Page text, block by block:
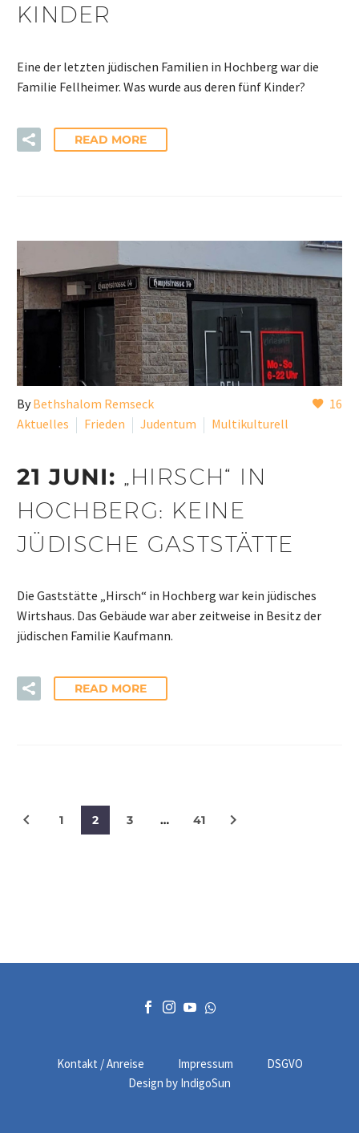
KINDER
Eine der letzten jüdischen Familien in Hochberg war die
Familie Fellheimer. Was wurde aus deren fünf Kinder?
READ MORE
16
ByBethshalom Remseck
Aktuelles
Frieden Judentum Multikulturell
21 JUNI: „HIRSCH“ IN
HOCHBERG: KEINE
JÜDISCHE GASTSTÄTTE
Die Gaststätte „Hirsch“ in Hochberg war kein jüdisches
Wirtshaus. Das Gebäude war aber zeitweise in Besitz der
jüdischen Familie Kaufmann.
READ MORE
1 2 3 … 41
Kontakt / Anreise Impressum
DSGVO
Design by IndigoSun